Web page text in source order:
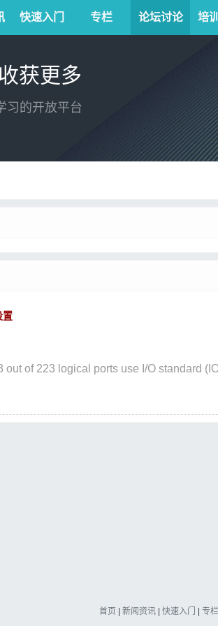
快速入门 专栏 论坛讨论 培
获更多
习的开放平台
置
of 223 logical ports use I/O standard
首页 新闻资讯 快速入门 专栏